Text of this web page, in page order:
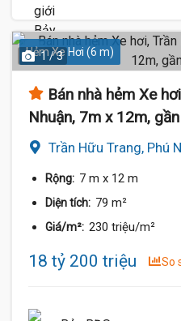
Hẻm Xe Hơi (6 m)
1 / 3
Bán nhà hẻm Xe
Nhuận, 7m x 12m,
Trần Hữu Trang, Phú
Rộng: 7 m x 12 m
Diện tích: 79 m²
Giá/m²: 230 triệu/m²
18 tỷ 200 triệu So